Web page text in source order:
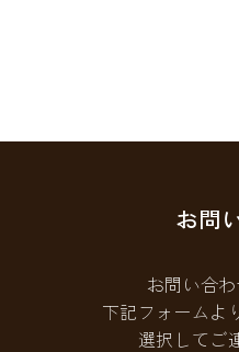
お問
お問い合
下記フォームよ
選択してご